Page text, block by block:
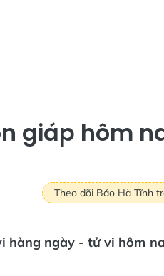
giáp hôm
Theo dõi Báo Hà Tĩnh
hàng ngày - tử vi hôm